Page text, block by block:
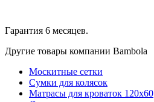
Гарантия 6 месяцев.
Другие товары компании Bambola
Москитные сетки
Сумки для колясок
Матрасы для кроваток 120х60